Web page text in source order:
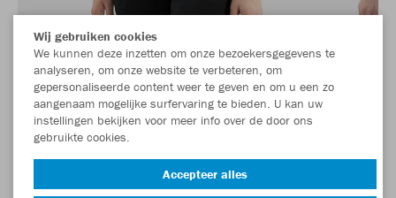
Wij gebruiken cookies
We kunnen deze inzetten om onze bezoekersgegevens te
analyseren, om onze website te verbeteren, om
gepersonaliseerde content weer te geven en om u een zo
aangenaam mogelijke surfervaring te bieden. U kan uw
instellingen bekijken voor meer info over de door ons
gebruikte cookies.
Accepteer alles